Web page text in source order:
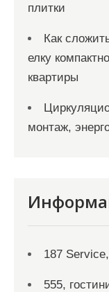
плитки
Как
елку
квартиры
монтаж,
187
555,